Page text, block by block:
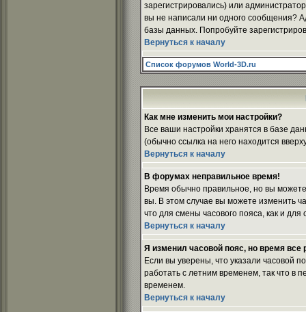
зарегистрировались) или
вы не написали ни одного сообщения?
базы данных. Попробуйте
Вернуться к началу
Список форумов World-3D.ru
Как мне изменить мои настройки?
Все ваши настройки хранятся в базе
(обычно ссылка на него находится
Вернуться к началу
В форумах неправильное время!
Время обычно правильное, но вы можете
вы. В этом случае вы можете изменить
что для смены часового пояса, как и
Вернуться к началу
Я изменил часовой пояс, но время все
Если вы уверены, что указали часовой
работать с летним временем, так что в
временем.
Вернуться к началу